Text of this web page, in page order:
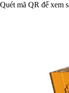
Quét mã QR để xem